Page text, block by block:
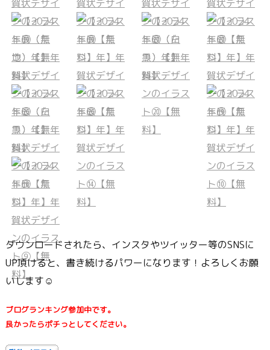
ダウンロードされたら、インスタやツイッター等のSNSに
UP頂けると、書き続けるパワーになります！よろしくお願
いします☺
ブログランキング参加中です。
良かったらポチっとしてください。